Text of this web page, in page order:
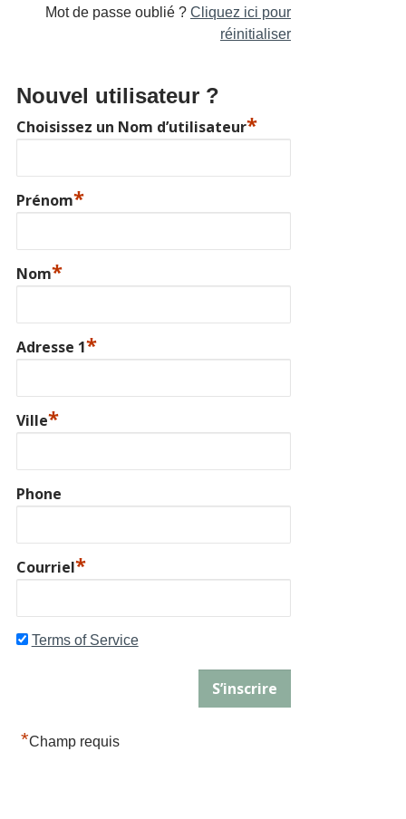
Mot de passe oublié ? Cliquez ici pour
réinitialiser
Nouvel utilisateur ?
Choisissez un Nom d’utilisateur*
Prénom*
Nom*
Adresse 1*
Ville*
Phone
Courriel*
Terms of Service
*Champ requis